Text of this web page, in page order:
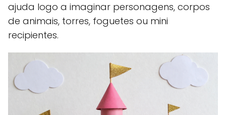
ajuda logo a imaginar personagens, corpos
de animais, torres, foguetes ou mini
recipientes.